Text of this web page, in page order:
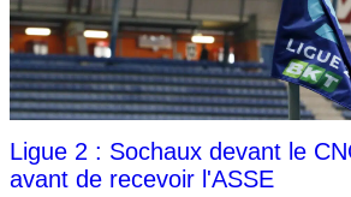
Ligue 2 : Sochaux devant le
avant de recevoir l'ASSE